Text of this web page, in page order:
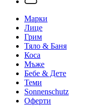
Марки
Лице
Грим
Тяло & Баня
Коса
Мъже
Бебе & Дете
Теми
Sonnenschutz
Оферти